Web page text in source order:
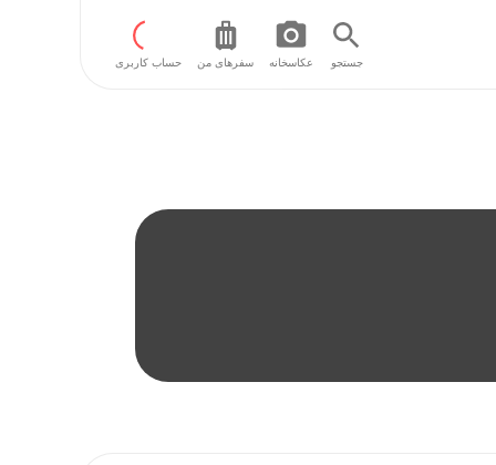
جستجو عکاسخانه سفر‌های من حساب کاربری